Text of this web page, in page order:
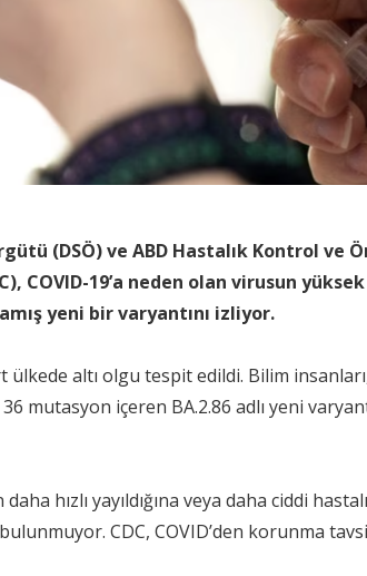
(DSÖ) ve ABD Hastalık Kontrol ve
COVID-19’a neden olan virusun
yeni bir varyantını izliyor.
altı olgu tespit edildi. Bilim
mutasyon içeren BA.2.86 adlı yeni
hızlı yayıldığına veya daha ciddi
CDC, COVID’den korunma
Bilgi Notu